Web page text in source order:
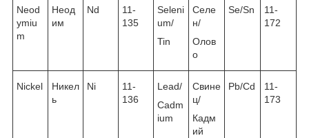
Neod
ymiu
m
Неод
им
Nd
11-
135
Seleni
um/
Tin
Селе
н/
Олов
о
Se/Sn
11-
172
Nickel
Никел
ь
Ni
11-
136
Lead/
Cadm
ium
Свине
ц/
Кадм
ий
Pb/Cd
11-
173